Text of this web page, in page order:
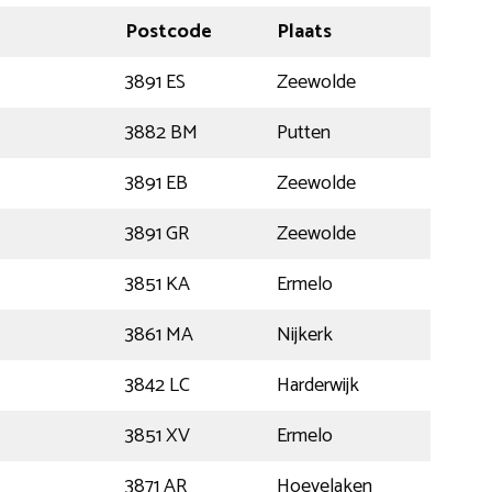
Postcode
Plaats
3891 ES
Zeewolde
3882 BM
Putten
3891 EB
Zeewolde
3891 GR
Zeewolde
3851 KA
Ermelo
3861 MA
Nijkerk
3842 LC
Harderwijk
3851 XV
Ermelo